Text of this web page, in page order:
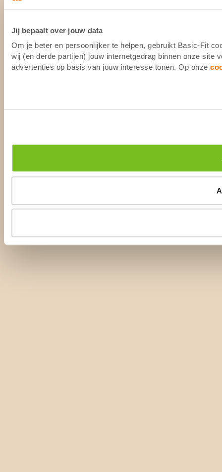
Jij bepaalt over jouw data
Om je beter en persoonlijker te helpen, gebruikt Basic-Fit
wij (en derde partijen) jouw internetgedrag binnen onze site
advertenties op basis van jouw interesse tonen. Op onze